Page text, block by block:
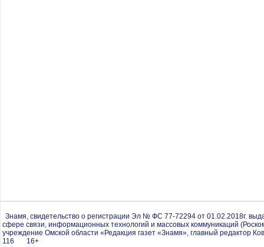
Знамя, свидетельство о регистрации Эл № ФС 77-72294 от 01.02.2018г.
сфере связи, информационных технологий и массовых коммуникаций
учреждение Омской области «Редакция газет «Знамя», главный редактор
116 16+